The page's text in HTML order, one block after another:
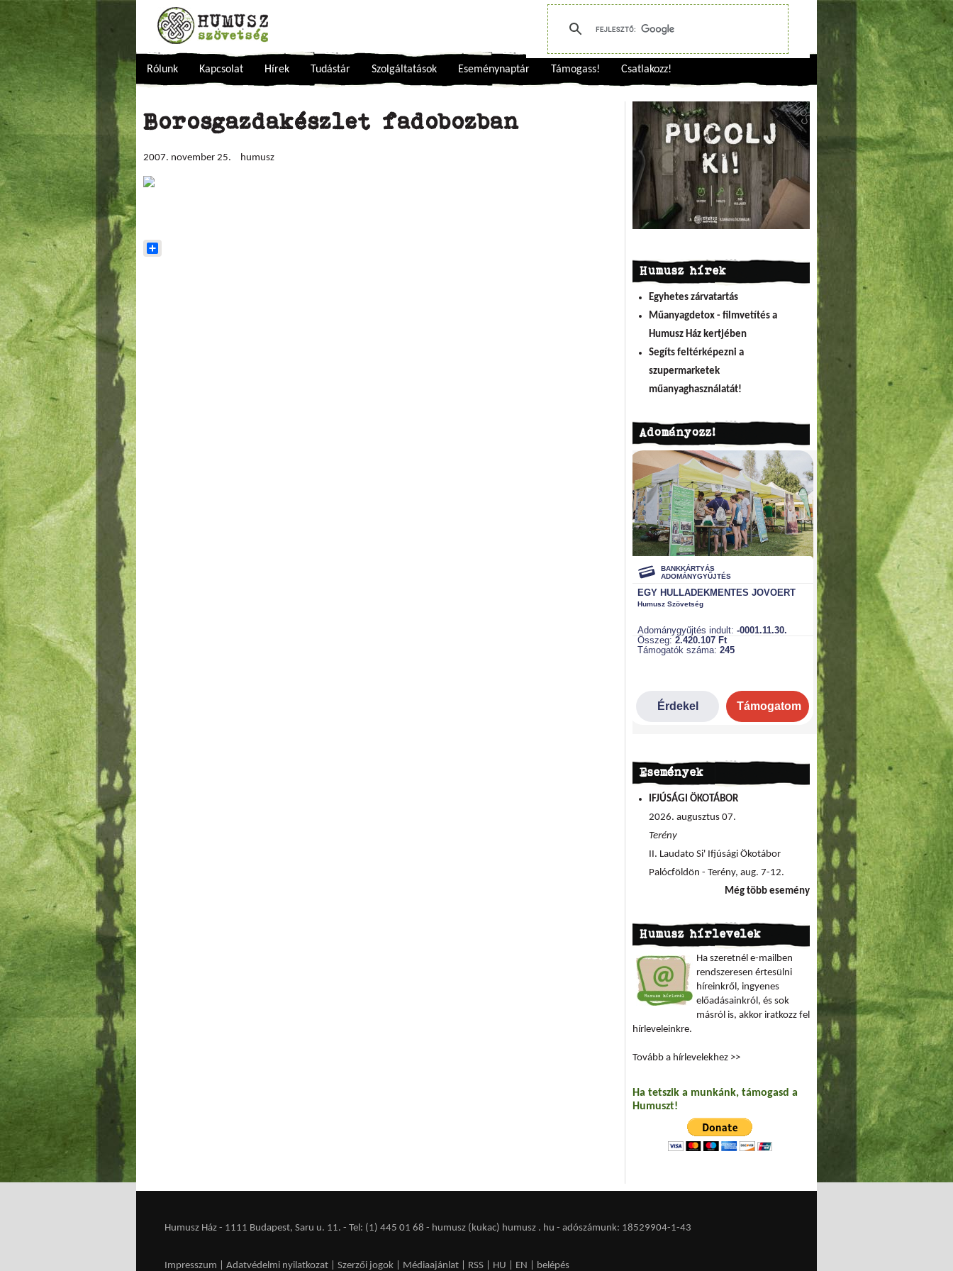
Rólunk Kapcsolat Hírek Tudástár Szolgáltatások Eseménynaptár Támogass! Csatlakozz!
Borosgazdakészlet fadobozban
2007. november 25. humusz
Humusz hírek
Egyhetes zárvatartás
Műanyagdetox - filmvetítés a
Humusz Ház kertjében
Segíts feltérképezni a
szupermarketek
műanyaghasználatát!
Adományozz!
Események
IFJÚSÁGI ÖKOTÁBOR
2026. augusztus 07.
Terény
II. Laudato Si' Ifjúsági Ökotábor
Palócföldön - Terény, aug. 7-12.
Még több esemény
Humusz hírlevelek
Ha szeretnél e-mailben
rendszeresen értesülni
híreinkről, ingyenes
előadásainkról, és sok
másról is, akkor iratkozz fel
hírleveleinkre.
Tovább a hírlevelekhez >>
Ha tetszik a munkánk, támogasd a
Humuszt!
Humusz Ház - 1111 Budapest, Saru u. 11. - Tel: (1) 445 01 68 - humusz (kukac) humusz . hu - adószámunk: 18529904-1-43
Impresszum Adatvédelmi nyilatkozat Szerzői jogok Médiaajánlat RSS HU EN belépés